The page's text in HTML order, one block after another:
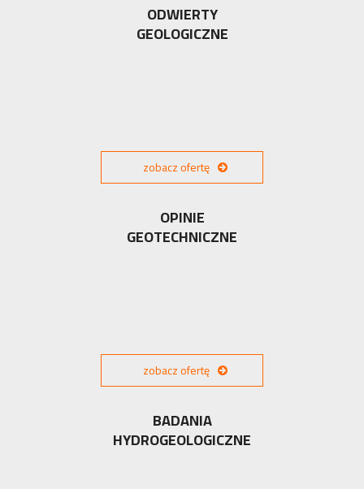
ODWIERTY
GEOLOGICZNE
zobacz ofertę
OPINIE
GEOTECHNICZNE
zobacz ofertę
BADANIA
HYDROGEOLOGICZNE